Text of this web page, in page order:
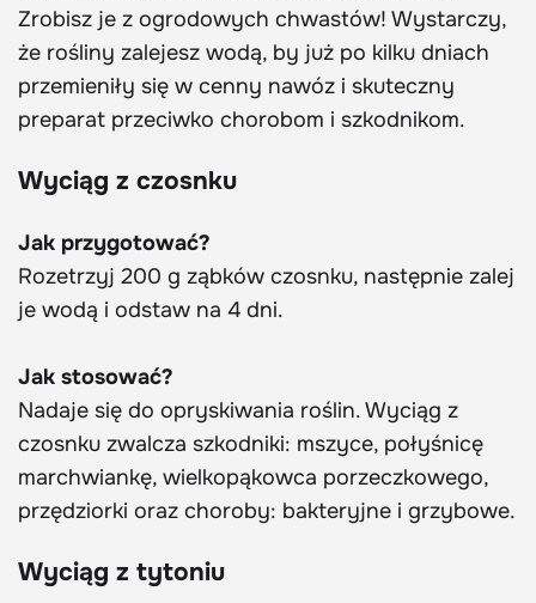
Zrobisz je z ogrodowych chwastów! Wystarczy,
że rośliny zalejesz wodą, by już po kilku dniach
przemieniły się w cenny nawóz i skuteczny
preparat przeciwko chorobom i szkodnikom.
Wyciąg z czosnku
Jak przygotować?
Rozetrzyj 200 g ząbków czosnku, następnie zalej
je wodą i odstaw na 4 dni.
Jak stosować?
Nadaje się do opryskiwania roślin. Wyciąg z
czosnku zwalcza szkodniki: mszyce, połyśnicę
marchwiankę, wielkopąkowca porzeczkowego,
przędziorki oraz choroby: bakteryjne i grzybowe.
Wyciąg z tytoniu